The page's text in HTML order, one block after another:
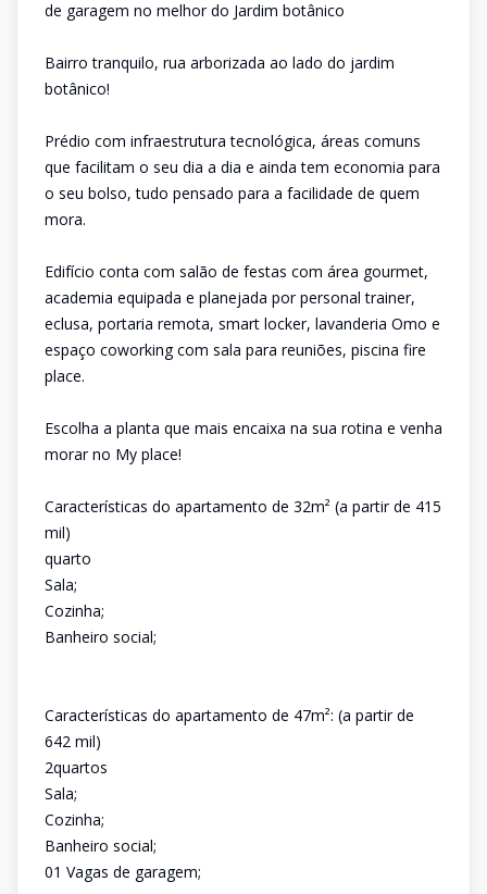
de garagem no melhor do Jardim botânico
Bairro tranquilo, rua arborizada ao lado do jardim
botânico!
Prédio com infraestrutura tecnológica, áreas comuns
que facilitam o seu dia a dia e ainda tem economia para
o seu bolso, tudo pensado para a facilidade de quem
mora.
Edifício conta com salão de festas com área gourmet,
academia equipada e planejada por personal trainer,
eclusa, portaria remota, smart locker, lavanderia Omo e
espaço coworking com sala para reuniões, piscina fire
place.
Escolha a planta que mais encaixa na sua rotina e venha
morar no My place!
Características do apartamento de 32m² (a partir de 415
mil)
quarto
Sala;
Cozinha;
Banheiro social;
Características do apartamento de 47m²: (a partir de
642 mil)
2quartos
Sala;
Cozinha;
Banheiro social;
01 Vagas de garagem;